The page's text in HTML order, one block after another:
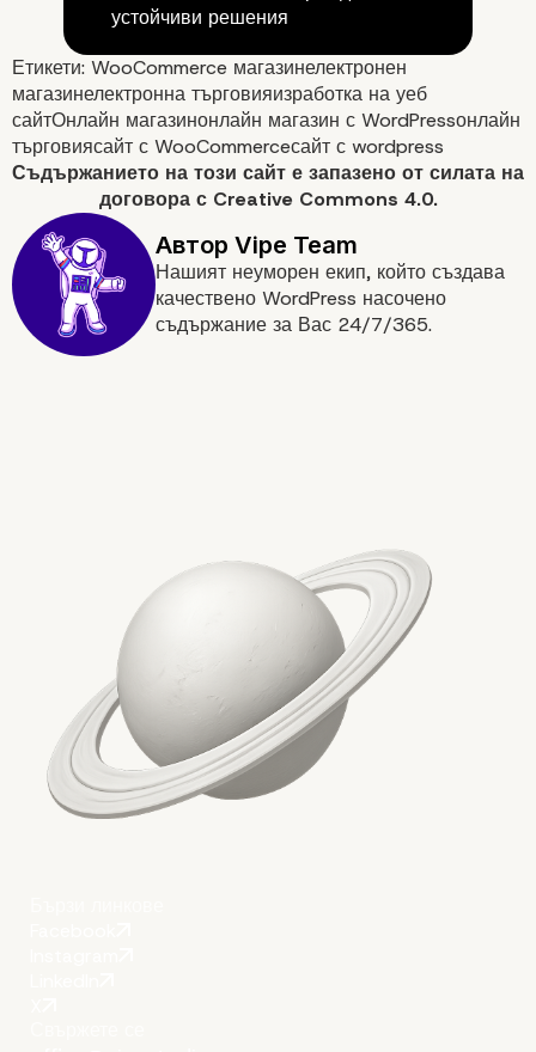
устойчиви решения
Етикети: WooCommerce магазинелектронен
магазинелектронна търговияизработка на уеб
сайтОнлайн магазинонлайн магазин с WordPressонлайн
търговиясайт с WooCommerceсайт с wordpress
Съдържанието на този сайт е запазено от силата на
договора с Creative Commons 4.0.
Нашият неуморен екип, който създава
качествено WordPress насочено
съдържание за Вас 24/7/365.